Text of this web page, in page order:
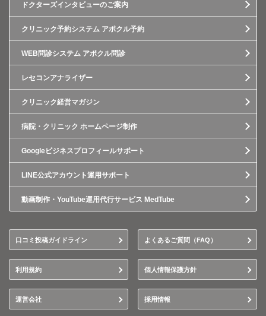
ドクターズインタビューのご案内
クリニック予約システム アポクル予約
WEB問診システム アポクル問診
レセコンアナライザー
クリニック経営マガジン
病院・クリニック ホームページ制作
Googleビジネスプロフィールサポート
LINE公式アカウント運用サポート
動画制作・YouTube運用代行サービス MedTube
口コミ投稿ガイドライン よくあるご質問（FAQ）
利用規約 個人情報保護方針
運営会社 採用情報